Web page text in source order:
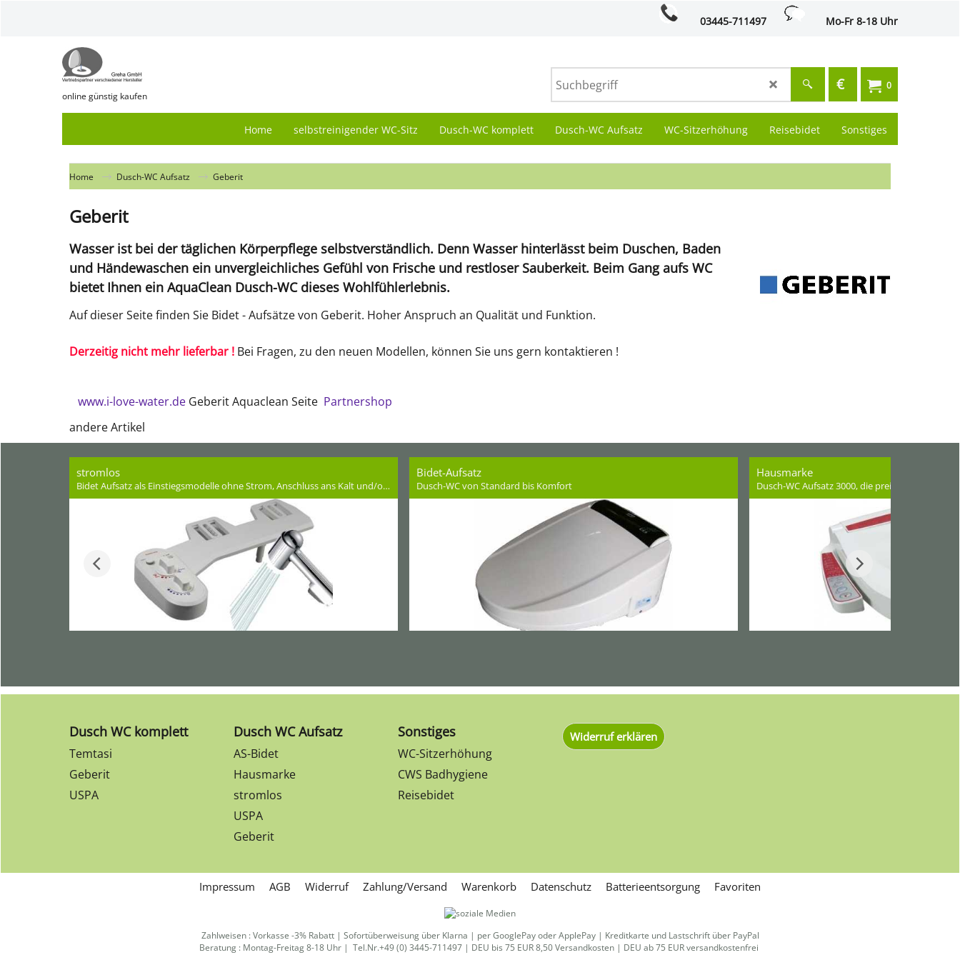
03445-711497 Mo-Fr 8-18 Uhr
online günstig kaufen
0
€
Home selbstreinigender WC-Sitz Dusch-WC komplett Dusch-WC Aufsatz WC-Sitzerhöhung Reisebidet Sonstiges
Home Dusch-WC Aufsatz Geberit
Geberit
Wasser ist bei der täglichen Körperpflege selbstverständlich. Denn Wasser hinterlässt beim Duschen, Baden
und Händewaschen ein unvergleichliches Gefühl von Frische und restloser Sauberkeit. Beim Gang aufs WC
bietet Ihnen ein AquaClean Dusch-WC dieses Wohlfühlerlebnis.
Auf dieser Seite finden Sie Bidet - Aufsätze von Geberit. Hoher Anspruch an Qualität und Funktion.
Derzeitig nicht mehr lieferbar ! Bei Fragen, zu den neuen Modellen, können Sie uns gern kontaktieren !
www.i-love-water.de Geberit Aquaclean Seite Partnershop
andere Artikel
stromlos
Bidet Aufsatz als Einstiegsmodelle ohne Strom, Anschluss ans Kalt und/oder Warmwasser.
Bidet-Aufsatz
Dusch-WC von Standard bis Komfort
Hausmarke
Dusch-WC Aufsatz 3000, die preisliche
Dusch WC komplett
Temtasi
Geberit
USPA
Dusch WC Aufsatz
AS-Bidet
Hausmarke
stromlos
USPA
Geberit
Sonstiges
WC-Sitzerhöhung
CWS Badhygiene
Reisebidet
Widerruf erklären
Impressum AGB Widerruf Zahlung/Versand Warenkorb Datenschutz Batterieentsorgung Favoriten
Zahlweisen : Vorkasse -3% Rabatt | Sofortüberweisung über Klarna | per GooglePay oder ApplePay | Kreditkarte und Lastschrift über PayPal
Beratung : Montag-Freitag 8-18 Uhr | Tel.Nr.+49 (0) 3445-711497 | DEU bis 75 EUR 8,50 Versandkosten | DEU ab 75 EUR versandkostenfrei